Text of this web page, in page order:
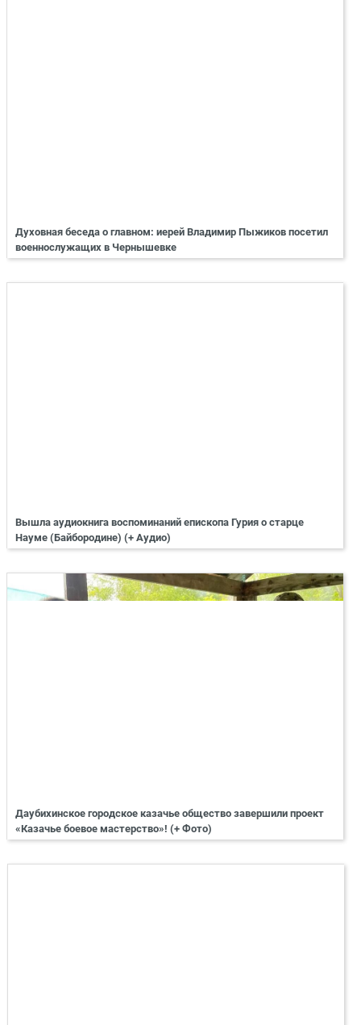
Духовная беседа о главном: иерей Владимир Пыжиков посетил
военнослужащих в Чернышевке
Вышла аудиокнига воспоминаний епископа Гурия о старце
Науме (Байбородине) (+ Аудио)
Даубихинское городское казачье общество завершили проект
«Казачье боевое мастерство»! (+ Фото)